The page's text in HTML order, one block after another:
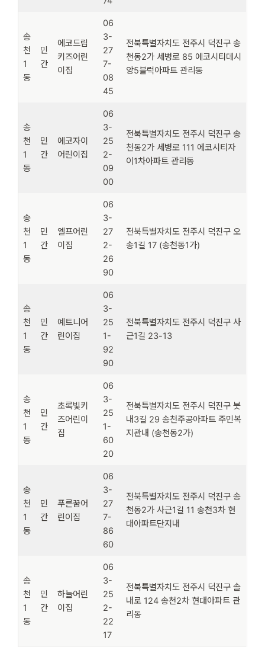
송
천
1
동
민
간
에코드림
키즈어린
이집
06
3-
27
7-
08
45
전북특별자치도 전주시 덕진구 송
천동2가 세병로 85 에코시티데시
앙5블럭아파트 관리동
송
천
1
동
민
간
에코자이
어린이집
06
3-
25
2-
09
00
전북특별자치도 전주시 덕진구 송
천동2가 세병로 111 에코시티자
이1차아파트 관리동
송
천
1
동
민
간
엘프어린
이집
06
3-
27
2-
26
90
전북특별자치도 전주시 덕진구 오
송1길 17 (송천동1가)
송
천
1
동
민
간
예트니어
린이집
06
3-
25
1-
92
90
전북특별자치도 전주시 덕진구 사
근1길 23-13
송
천
1
동
민
간
초록빛키
즈어린이
집
06
3-
25
1-
60
20
전북특별자치도 전주시 덕진구 붓
내3길 29 송천주공아파트 주민복
지관내 (송천동2가)
송
천
1
동
민
간
푸른꿈어
린이집
06
3-
27
7-
86
60
전북특별자치도 전주시 덕진구 송
천동2가 사근1길 11 송천3차 현
대아파트단지내
송
천
1
동
민
간
하늘어린
이집
06
3-
25
2-
22
17
전북특별자치도 전주시 덕진구 솔
내로 124 송천2차 현대아파트 관
리동